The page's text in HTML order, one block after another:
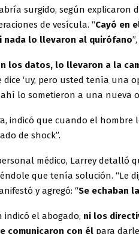
surgido, según explicaron
de vesícula. “Cayó en
nada lo llevaron al quirófano
los datos, lo llevaron a la
‘uy, pero usted tenía una
ahí lo sometieron a una nueva
indicó que cuando el
de shock”.
médico, Larrey detalló
que tenía solución. “Le
y agregó: “Se echaban
indicó el abogado, ni los
comunicaron con él para